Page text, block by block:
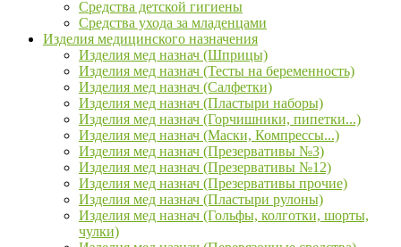
Средства детской гигиены
Средства ухода за младенцами
Изделия медицинского назначения
Изделия мед назнач (Шприцы)
Изделия мед назнач (Тесты на беременность)
Изделия мед назнач (Салфетки)
Изделия мед назнач (Пластыри наборы)
Изделия мед назнач (Горчишники, пипетки...)
Изделия мед назнач (Маски, Компрессы...)
Изделия мед назнач (Презервативы №3)
Изделия мед назнач (Презервативы №12)
Изделия мед назнач (Презервативы прочие)
Изделия мед назнач (Пластыри рулоны)
Изделия мед назнач (Гольфы, колготки, шорты,
чулки)